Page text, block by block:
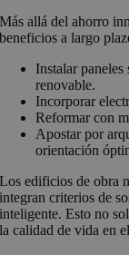
Más allá del ahorro
beneficios a largo
Instalar paneles
renovable.
Incorporar
Reformar con
Apostar por
orientación
Los edificios de obra
integran criterios de
inteligente. Esto no
la calidad de vida en